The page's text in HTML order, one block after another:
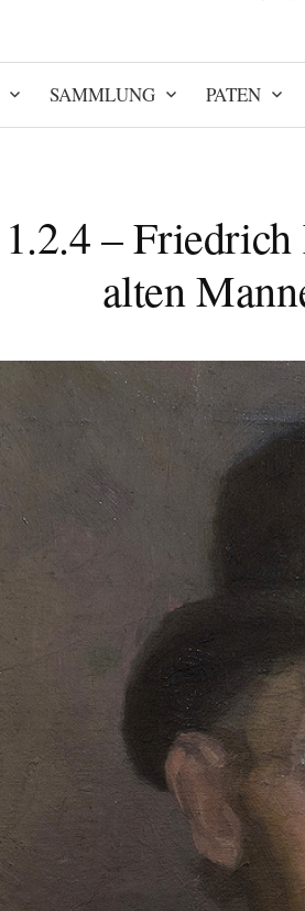
SAMMLUNG PATEN
1.2.4 –
alten